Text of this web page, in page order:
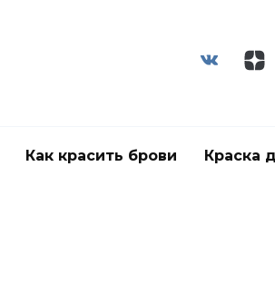
Как красить брови Краска